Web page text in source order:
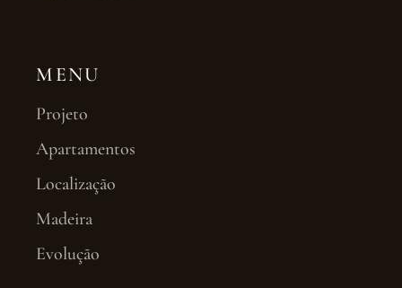
MENU
Projeto
Apartamentos
Localização
Madeira
Evolução